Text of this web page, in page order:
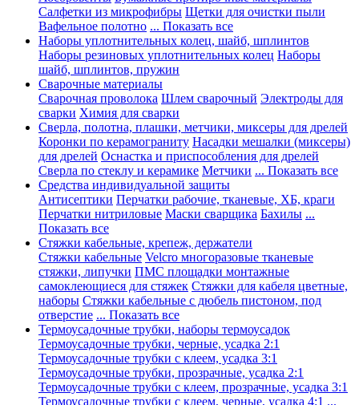
Салфетки из микрофибры Щетки для очистки пыли
Вафельное полотно ... Показать все
Наборы уплотнительных колец, шайб, шплинтов
Наборы резиновых уплотнительных колец Наборы
шайб, шплинтов, пружин
Сварочные материалы
Сварочная проволока Шлем сварочный Электроды для
сварки Химия для сварки
Сверла, полотна, плашки, метчики, миксеры для дрелей
Коронки по керамограниту Насадки мешалки (миксеры)
для дрелей Оснастка и приспособления для дрелей
Сверла по стеклу и керамике Метчики ... Показать все
Средства индивидуальной защиты
Антисептики Перчатки рабочие, тканевые, ХБ, краги
Перчатки нитриловые Маски сварщика Бахилы ...
Показать все
Стяжки кабельные, крепеж, держатели
Стяжки кабельные Velcro многоразовые тканевые
стяжки, липучки ПМС площадки монтажные
самоклеющиеся для стяжек Стяжки для кабеля цветные,
наборы Стяжки кабельные с дюбель пистоном, под
отверстие ... Показать все
Термоусадочные трубки, наборы термоусадок
Термоусадочные трубки, черные, усадка 2:1
Термоусадочные трубки с клеем, усадка 3:1
Термоусадочные трубки, прозрачные, усадка 2:1
Термоусадочные трубки с клеем, прозрачные, усадка 3:1
Термоусадочные трубки с клеем, черные, усадка 4:1 ...